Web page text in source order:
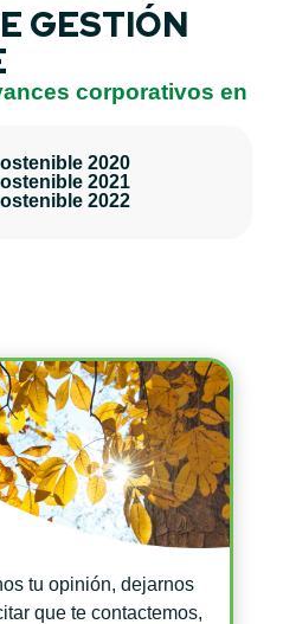
GESTIÓN
corporativos en
2020
2021
2022
tu opinión, dejarnos
que te contactemos,